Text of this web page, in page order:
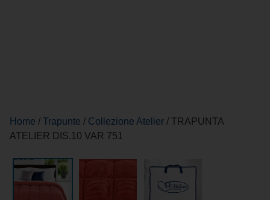
Home / Trapunte / Collezione Atelier / TRAPUNTA
ATELIER DIS.10 VAR 751